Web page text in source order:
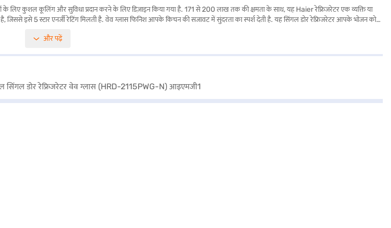
लिए कुशल कूलिंग और सुविधा प्रदान करने के लिए डिज़ाइन किया गया है. 171 से 200 लाख तक की क्षमता के साथ, यह Haier रेफ्रिजरेटर एक व्यक्ति या
है, जिससे इसे 5 स्टार एनर्जी रेटिंग मिलती है. वेव ग्लास फिनिश आपके किचन की सजावट में सुंदरता का स्पर्श देती है. यह सिंगल डोर रेफ्रिजरेटर आपके भोजन को
फाइनेंस पार्टनर स्टोर से खरीद सकते हैं. कुछ चरणों में अपनी योग्यता चेक करें और बिना किसी फाइनेंशियल तनाव के अपने पसंदीदा सामान खरीदें.
और पढ़ें